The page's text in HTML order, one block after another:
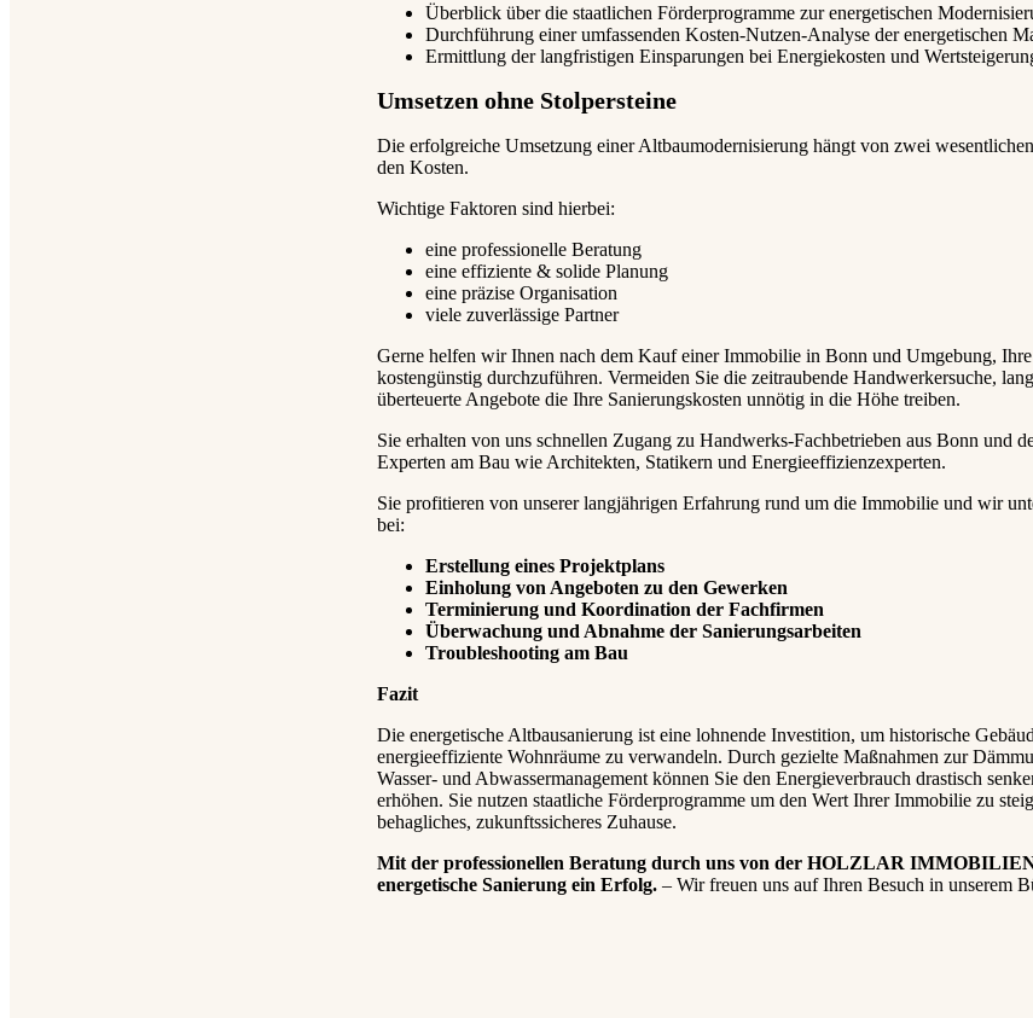
Überblick über die staatlichen Förderprogramme zur energetischen
Durchführung einer umfassenden Kosten-Nutzen-Analyse der energetischen
Ermittlung der langfristigen Einsparungen bei Energiekosten und
Umsetzen ohne Stolpersteine
Die erfolgreiche Umsetzung einer Altbaumodernisierung hängt von zwei
den Kosten.
Wichtige Faktoren sind hierbei:
eine professionelle Beratung
eine effiziente & solide Planung
eine präzise Organisation
viele zuverlässige Partner
Gerne helfen wir Ihnen nach dem Kauf einer Immobilie in Bonn und Umgebung,
kostengünstig durchzuführen. Vermeiden Sie die zeitraubende Handwerkersuche,
überteuerte Angebote die Ihre Sanierungskosten unnötig in die Höhe treiben.
Sie erhalten von uns schnellen Zugang zu Handwerks-Fachbetrieben aus Bonn und
Experten am Bau wie Architekten, Statikern und Energieeffizienzexperten.
Sie profitieren von unserer langjährigen Erfahrung rund um die Immobilie und wir
bei:
Erstellung eines Projektplans
Einholung von Angeboten zu den Gewerken
Terminierung und Koordination der Fachfirmen
Überwachung und Abnahme der Sanierungsarbeiten
Troubleshooting am Bau
Fazit
Die energetische Altbausanierung ist eine lohnende Investition, um historische
energieeffiziente Wohnräume zu verwandeln. Durch gezielte Maßnahmen zur
Wasser- und Abwassermanagement können Sie den Energieverbrauch drastisch
erhöhen. Sie nutzen staatliche Förderprogramme um den Wert Ihrer Immobilie zu
behagliches, zukunftssicheres Zuhause.
Mit der professionellen Beratung durch uns von der HOLZLAR
energetische Sanierung ein Erfolg. – Wir freuen uns auf Ihren Besuch in unserem